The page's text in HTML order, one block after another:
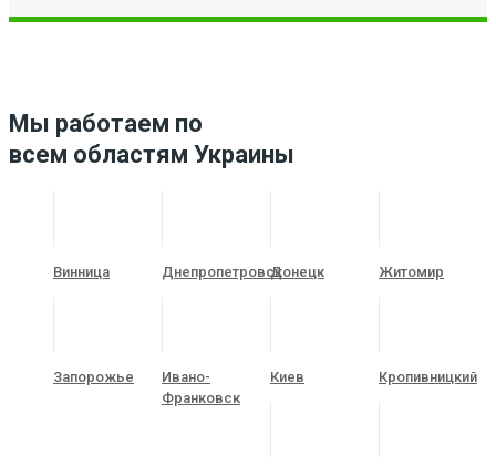
Мы работаем по
всем областям Украины
Винница ДнепропетровскДонецк Житомир
Запорожье
Ивано-
Франковск
Киев Кропивницкий